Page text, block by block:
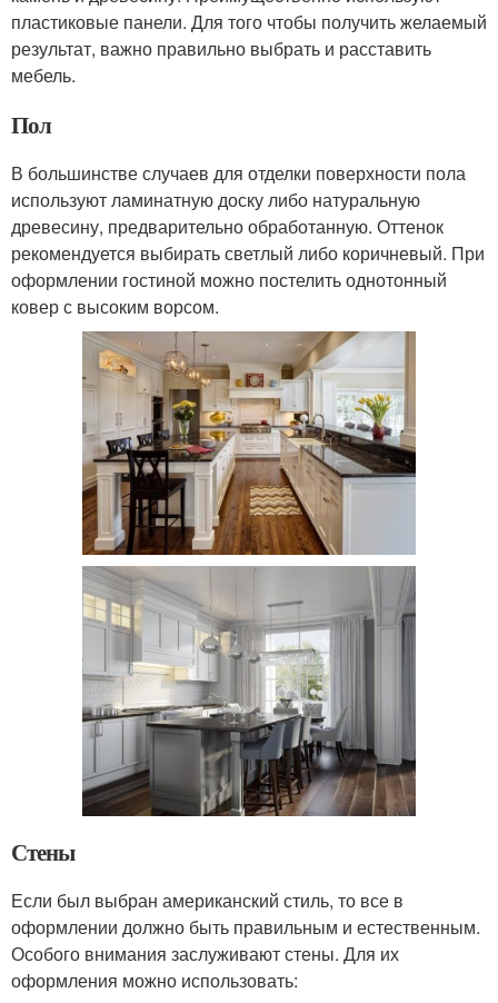
пластиковые панели. Для того чтобы получить желаемый
результат, важно правильно выбрать и расставить
мебель.
Пол
В большинстве случаев для отделки поверхности пола
используют ламинатную доску либо натуральную
древесину, предварительно обработанную. Оттенок
рекомендуется выбирать светлый либо коричневый. При
оформлении гостиной можно постелить однотонный
ковер с высоким ворсом.
Стены
Если был выбран американский стиль, то все в
оформлении должно быть правильным и естественным.
Особого внимания заслуживают стены. Для их
оформления можно использовать: